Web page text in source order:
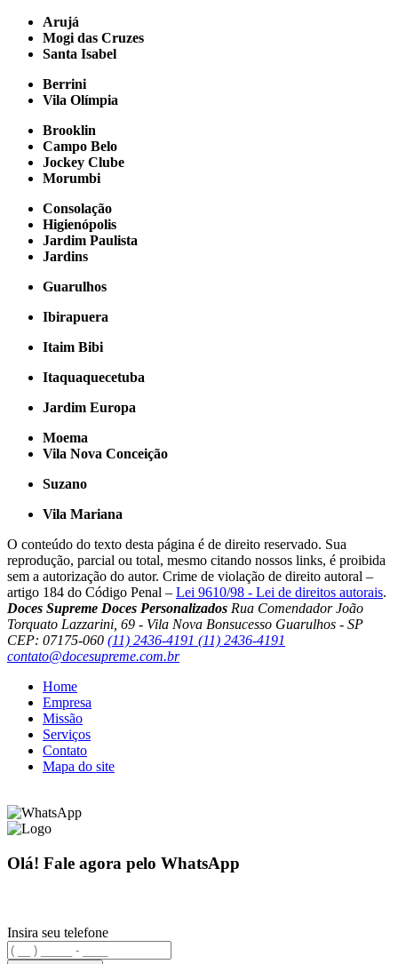
Arujá
Mogi das Cruzes
Santa Isabel
Berrini
Vila Olímpia
Brooklin
Campo Belo
Jockey Clube
Morumbi
Consolação
Higienópolis
Jardim Paulista
Jardins
Guarulhos
Ibirapuera
Itaim Bibi
Itaquaquecetuba
Jardim Europa
Moema
Vila Nova Conceição
Suzano
Vila Mariana
O conteúdo do texto desta página é de direito reservado. Sua
reprodução, parcial ou total, mesmo citando nossos links, é proibida
sem a autorização do autor. Crime de violação de direito autoral –
artigo 184 do Código Penal – Lei 9610/98 - Lei de direitos autorais.
Doces Supreme Doces Personalizados Rua Comendador João
Torquato Lazzarini, 69 - Vila Nova Bonsucesso Guarulhos - SP
CEP: 07175-060 (11) 2436-4191 (11) 2436-4191
contato@docesupreme.com.br
Home
Empresa
Missão
Serviços
Contato
Mapa do site
Olá! Fale agora pelo WhatsApp
Insira seu telefone